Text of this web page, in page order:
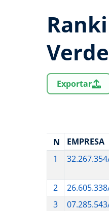
Exportar
N EMPRESA
1
2
3